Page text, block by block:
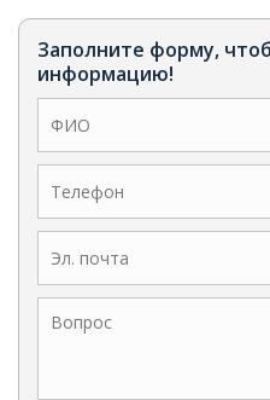
Заполните форму,
информацию!